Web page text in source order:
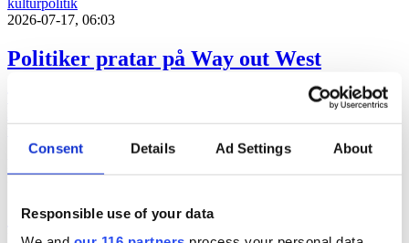
Consent Details Ad Settings About
Responsible use of your data
kulturpolitik
2026-07-17, 06:03
Politiker pratar på Way out West
Två politiker är klara när musikfestivalen Way out West återinför
samtal i programmet. Programledare är Messiah Hallberg, som
2026-06-23, 17:41
”Ebba Buschs Sverigedröm kräver